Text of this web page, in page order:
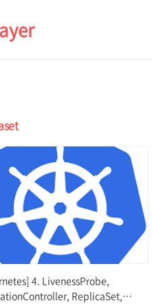
4. LivenessProbe,
ReplicaSet,